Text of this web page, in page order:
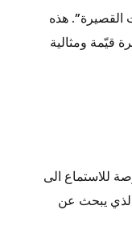
البودكاست القصيرة”. هذه
قيّمة ومثالية
للاستماع الى
الذي يبحث عن